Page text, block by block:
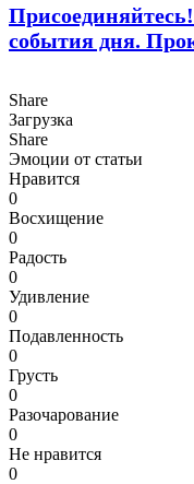
события дня.
Share
Загрузка
Share
Эмоции от статьи
Нравится
0
Восхищение
0
Радость
0
Удивление
0
Подавленность
0
Грусть
0
Разочарование
0
Не нравится
0